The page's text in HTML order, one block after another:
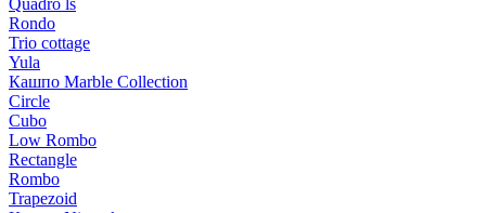
Rondo
Trio cottage
Yula
Кашпо Marble Collection
Circle
Cubo
Low Rombo
Rectangle
Rombo
Trapezoid